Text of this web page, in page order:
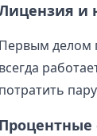
и
Первым делом
всегда
потратить
Процентные